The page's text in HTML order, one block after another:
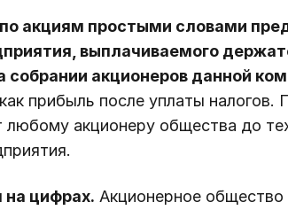
акциям простыми словами
выплачиваемого
собрании акционеров данной
прибыль после уплаты налогов.
любому акционеру общества до
цифрах. Акционерное